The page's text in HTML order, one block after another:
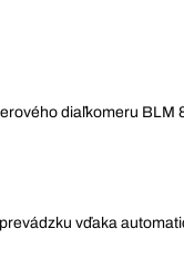
diaľkomeru BLM
vďaka